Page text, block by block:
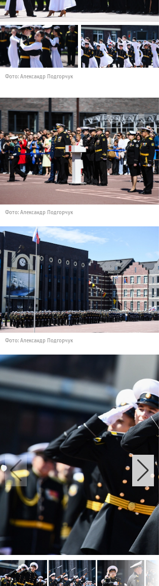
Фото: Александр Подгорчук
Фото: Александр Подгорчук
Фото: Александр Подгорчук